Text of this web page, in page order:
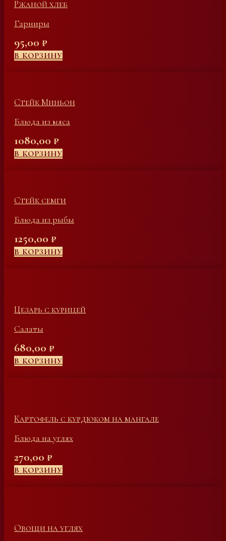
Ржаной хлеб
Гарниры
95,00 ₽
В КОРЗИНУ
Стейк Миньон
Блюда из мяса
1080,00 ₽
В КОРЗИНУ
Стейк семги
Блюда из рыбы
1250,00 ₽
В КОРЗИНУ
Цезарь с курицей
Салаты
680,00 ₽
В КОРЗИНУ
Картофель с курдюком на мангале
Блюда на углях
270,00 ₽
В КОРЗИНУ
Овощи на углях